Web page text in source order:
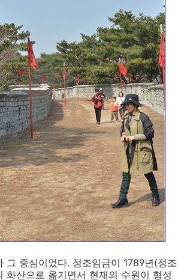
중심이었다. 정조임금이 1789년(정조
화산으로 옮기면서 현재의 수원이 형성